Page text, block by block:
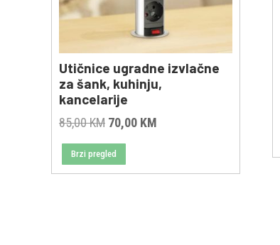
Utičnice ugradne izvlačne
za šank, kuhinju,
kancelarije
85,00KM Original
price
was:
85,00 KM.
70,00 KM
70,00 KM.
Brzi pregled